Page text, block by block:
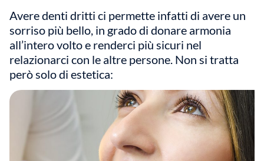
Avere denti dritti ci permette infatti di avere un
sorriso più bello, in grado di donare armonia
all’intero volto e renderci più sicuri nel
relazionarci con le altre persone. Non si tratta
però solo di estetica: